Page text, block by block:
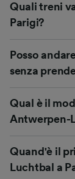
Quali treni
Parigi?
Posso
senza
Qual è il
Antwerpen-
Quand'è il
Luchtbal a